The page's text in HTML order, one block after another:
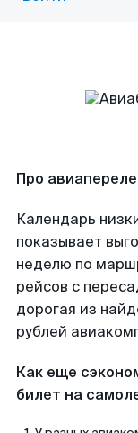
Про
Календарь
показывает
неделю по
рейсов с
дорогая из
рублей
Как еще
билет на